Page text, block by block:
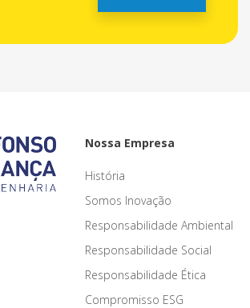
Nossa Empresa
História
Somos Inovação
Responsabilidade Ambiental
Responsabilidade Social
Responsabilidade Ética
Compromisso ESG